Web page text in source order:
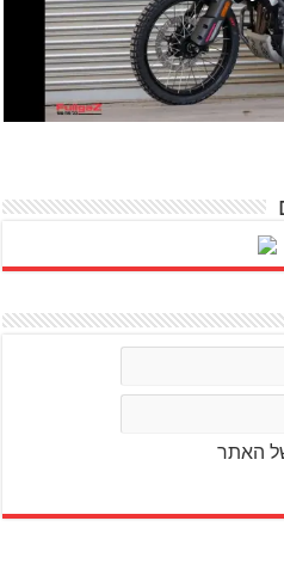
האתר